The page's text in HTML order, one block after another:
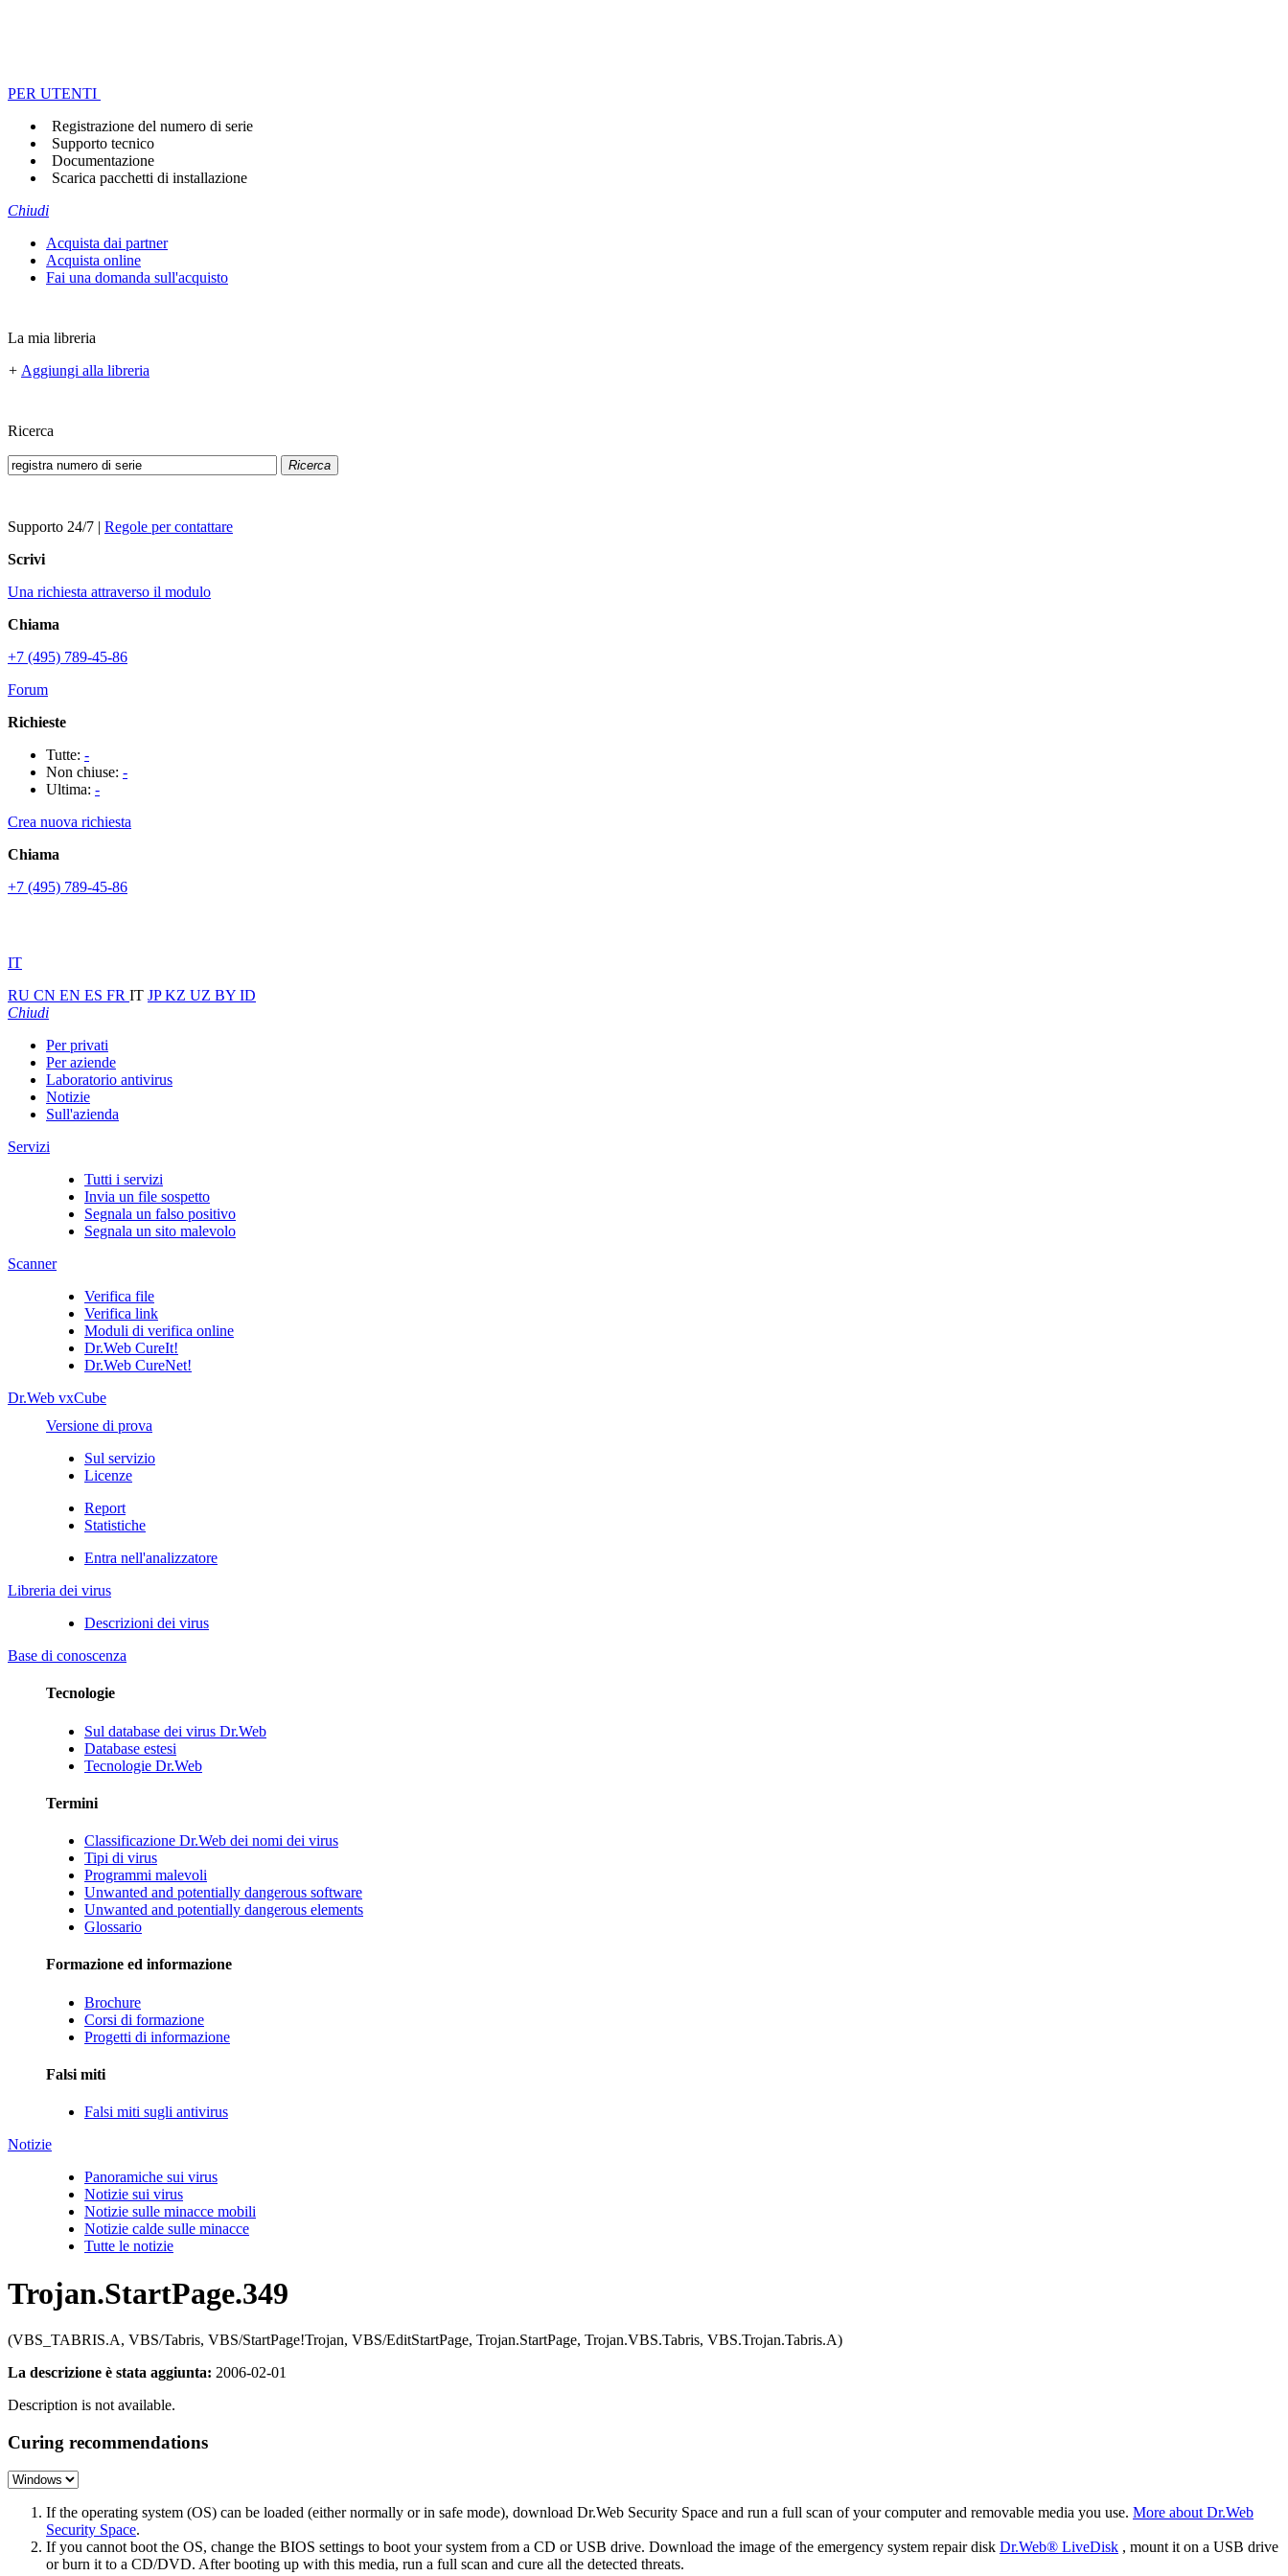
PER UTENTI
Registrazione del numero di serie
Supporto tecnico
Documentazione
Scarica pacchetti di installazione
Chiudi
Acquista dai partner
Acquista online
Fai una domanda sull'acquisto
La mia libreria
+ Aggiungi alla libreria
Ricerca
Ricerca
Supporto 24/7 | Regole per contattare
Scrivi
Una richiesta attraverso il modulo
Chiama
+7 (495) 789-45-86
Forum
Richieste
Tutte: -
Non chiuse: -
Ultima: -
Crea nuova richiesta
Chiama
+7 (495) 789-45-86
IT
RU CN EN ES FR IT JPKZ UZ BY ID
Chiudi
Per privati
Per aziende
Laboratorio antivirus
Notizie
Sull'azienda
Servizi
Tutti i servizi
Invia un file sospetto
Segnala un falso positivo
Segnala un sito malevolo
Scanner
Verifica file
Verifica link
Moduli di verifica online
Dr.Web CureIt!
Dr.Web CureNet!
Dr.Web vxCube
Versione di prova
Sul servizio
Licenze
Report
Statistiche
Entra nell'analizzatore
Libreria dei virus
Descrizioni dei virus
Base di conoscenza
Tecnologie
Sul database dei virus Dr.Web
Database estesi
Tecnologie Dr.Web
Termini
Classificazione Dr.Web dei nomi dei virus
Tipi di virus
Programmi malevoli
Unwanted and potentially dangerous software
Unwanted and potentially dangerous elements
Glossario
Formazione ed informazione
Brochure
Corsi di formazione
Progetti di informazione
Falsi miti
Falsi miti sugli antivirus
Notizie
Panoramiche sui virus
Notizie sui virus
Notizie sulle minacce mobili
Notizie calde sulle minacce
Tutte le notizie
Trojan.StartPage.349
(VBS_TABRIS.A, VBS/Tabris, VBS/StartPage!Trojan, VBS/EditStartPage, Trojan.StartPage, Trojan.VBS.Tabris, VBS.Trojan.Tabris.A)
La descrizione è stata aggiunta: 2006-02-01
Description is not available.
Curing recommendations
If the operating system (OS) can be loaded (either normally or in safe mode), download Dr.Web Security Space and run a full scan of your computer and removable media you use. More about Dr.Web
Security Space.
If you cannot boot the OS, change the BIOS settings to boot your system from a CD or USB drive. Download the image of the emergency system repair disk Dr.Web® LiveDisk , mount it on a USB drive
or burn it to a CD/DVD. After booting up with this media, run a full scan and cure all the detected threats.